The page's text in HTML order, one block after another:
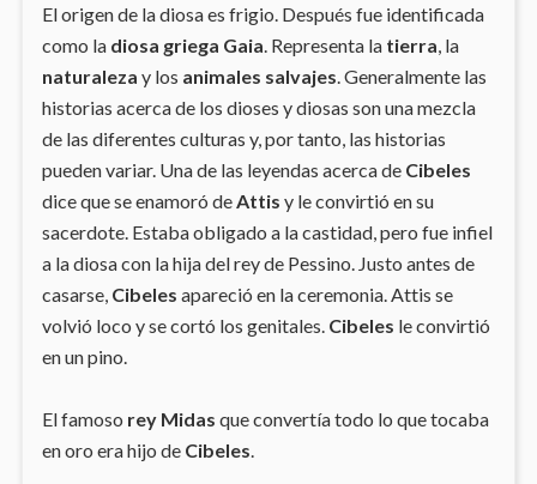
El origen de la diosa es frigio. Después fue identificada
como la diosa griega Gaia . Representa la tierra , la
naturaleza y los animales salvajes . Generalmente las
historias acerca de los dioses y diosas son una mezcla
de las diferentes culturas y, por tanto, las historias
pueden variar. Una de las leyendas acerca de Cibeles
dice que se enamoró de Attis y le convirtió en su
sacerdote. Estaba obligado a la castidad, pero fue infiel
a la diosa con la hija del rey de Pessino. Justo antes de
casarse, Cibeles apareció en la ceremonia. Attis se
volvió loco y se cortó los genitales. Cibeles le convirtió
en un pino.
El famoso rey Midas que convertía todo lo que tocaba
en oro era hijo de Cibeles.